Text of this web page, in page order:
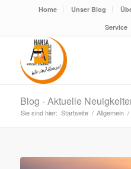
Home Unser Blog
Service
Blog - Aktuelle
Sie sind hier: Startseite / Allgemein /